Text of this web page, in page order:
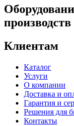
Клиентам
Каталог
Услуги
О компании
Доставка и
Гарантия и
Решения для
Контакты